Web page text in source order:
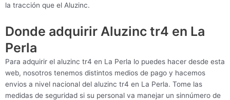
la tracción que el Aluzinc.
Donde adquirir Aluzinc tr4 en La
Perla
Para adquirir el aluzinc tr4 en La Perla lo puedes hacer desde esta
web, nosotros tenemos distintos medios de pago y hacemos
envios a nivel nacional del aluzinc tr4 en La Perla. Tome las
medidas de seguridad si su personal va manejar un sinnúmero de